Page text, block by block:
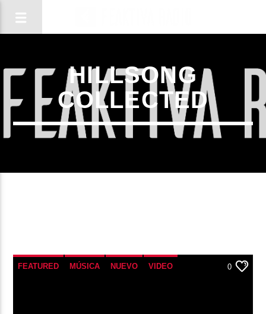
TÍTULO
HILLSONG
COLLECTED
FEATURED MÚSICA NUEVO VIDEO 0